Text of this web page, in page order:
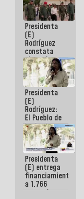
logístico y
turístico
para La
Guaira
Presidenta
(E)
Rodríguez
constata
obras de
rehabilitación
de Escuela
Militar de
Mamo en La
Guaira
Presidenta
(E)
Rodríguez:
El Pueblo de
La Guaira
siempre
estará
acompañada
por el
Gobierno
Nacional
Presidenta
(E) entrega
financiamientos
a 1.766
comerciantes